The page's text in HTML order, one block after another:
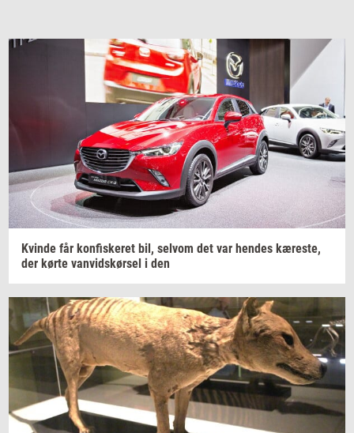
Kvin­de får kon­fi­ske­ret bil, selv­om det var hen­des kæ­re­ste,
der kørte van­vids­kør­sel i den